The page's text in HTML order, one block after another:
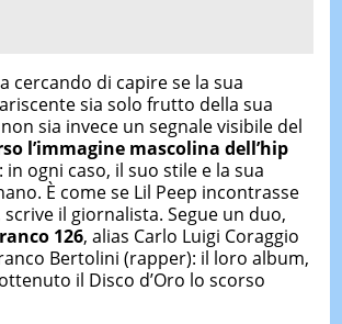
cercando di capire se la sua
sia solo frutto della sua
sia invece un segnale visibile del
l’immagine mascolina dell’hip
in ogni caso, il suo stile e la sua
È come se Lil Peep incontrasse
scrive il giornalista. Segue un duo,
126, alias Carlo Luigi Coraggio
Bertolini (rapper): il loro album,
il Disco d’Oro lo scorso